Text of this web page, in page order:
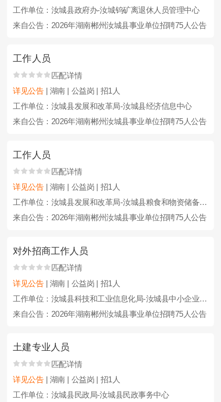
工作单位：汝城县政府办-汝城钨矿离退休人员管理中心
来自公告：2026年湖南郴州汝城县事业单位招聘75人公告
工作人员
匹配详情
详见公告
| 湖南 | 公益岗 | 招1人
工作单位：汝城县发展和改革局-汝城县经济信息中心
来自公告：2026年湖南郴州汝城县事业单位招聘75人公告
工作人员
匹配详情
详见公告
| 湖南 | 公益岗 | 招1人
工作单位：汝城县发展和改革局-汝城县粮食和物资储备中心
来自公告：2026年湖南郴州汝城县事业单位招聘75人公告
对外招商工作人员
匹配详情
详见公告 | 湖南 | 公益岗 | 招1人
工作单位：汝城县科技和工业信息化局-汝城县中小企业服务中心
来自公告：2026年湖南郴州汝城县事业单位招聘75人公告
土建专业人员
匹配详情
详见公告
| 湖南 | 公益岗 | 招1人
工作单位：汝城县民政局-汝城县民政事务中心